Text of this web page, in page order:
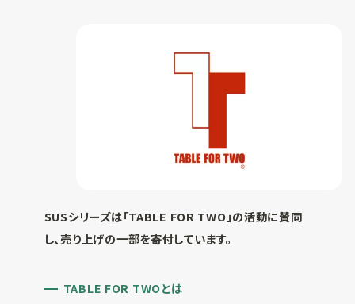
SUSシリーズは「TABLE FOR TWO」の活動に賛同
し、売り上げの一部を寄付しています。
TABLE FOR TWOとは